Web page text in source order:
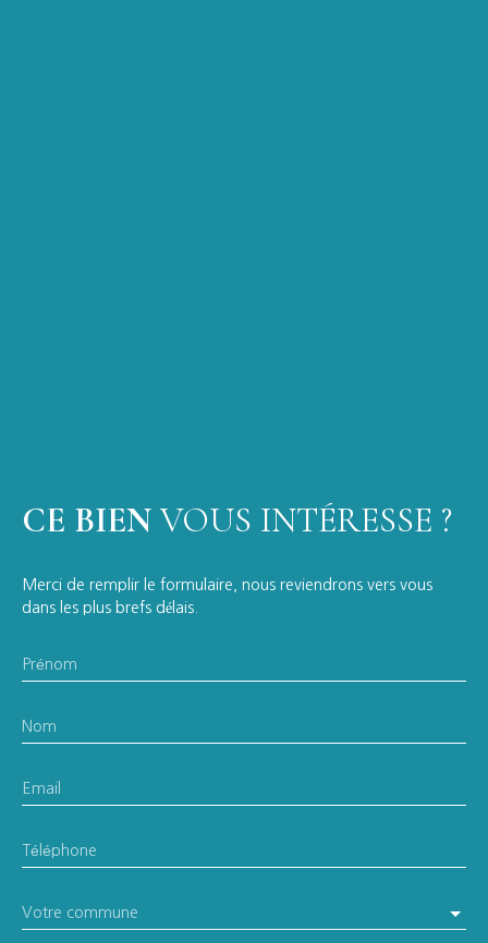
CE BIEN VOUS INTÉRESSE ?
Merci de remplir le formulaire, nous reviendrons vers vous
dans les plus brefs délais.
Prénom
Nom
Email
Téléphone
Votre commune